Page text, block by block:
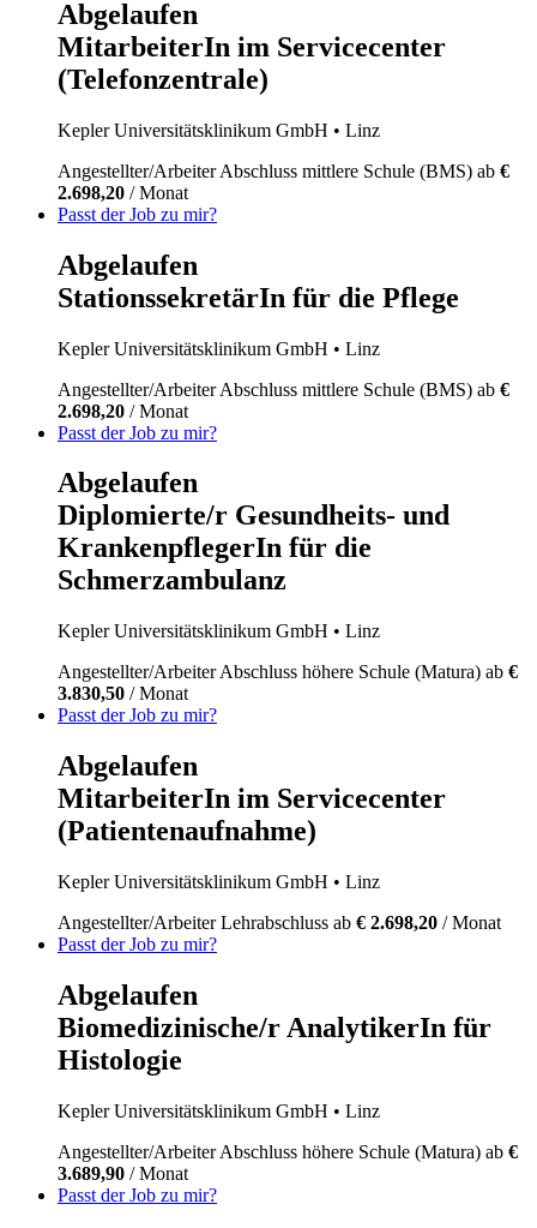
Abgelaufen
MitarbeiterIn im Servicecenter
(Telefonzentrale)
Kepler Universitätsklinikum GmbH • Linz
Angestellter/ArbeiterAbschluss mittlere Schule (BMS) ab €
2.698,20 / Monat
Passt der Job zu mir?
Abgelaufen
StationssekretärIn für die Pflege
Kepler Universitätsklinikum GmbH • Linz
Angestellter/ArbeiterAbschluss mittlere Schule (BMS) ab €
2.698,20 / Monat
Passt der Job zu mir?
Abgelaufen
Diplomierte/r Gesundheits- und
KrankenpflegerIn für die
Schmerzambulanz
Kepler Universitätsklinikum GmbH • Linz
Angestellter/ArbeiterAbschluss höhere Schule (Matura) ab €
3.830,50 / Monat
Passt der Job zu mir?
Abgelaufen
MitarbeiterIn im Servicecenter
(Patientenaufnahme)
Kepler Universitätsklinikum GmbH • Linz
Angestellter/ArbeiterLehrabschluss ab € 2.698,20 / Monat
Passt der Job zu mir?
Abgelaufen
Biomedizinische/r AnalytikerIn für
Histologie
Kepler Universitätsklinikum GmbH • Linz
Angestellter/ArbeiterAbschluss höhere Schule (Matura) ab €
3.689,90 / Monat
Passt der Job zu mir?